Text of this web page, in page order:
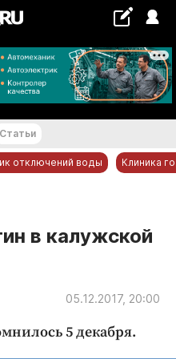
°С
Статьи
отключений воды Клиника
в калужской
05.12.2017, 20:00
5 декабря.